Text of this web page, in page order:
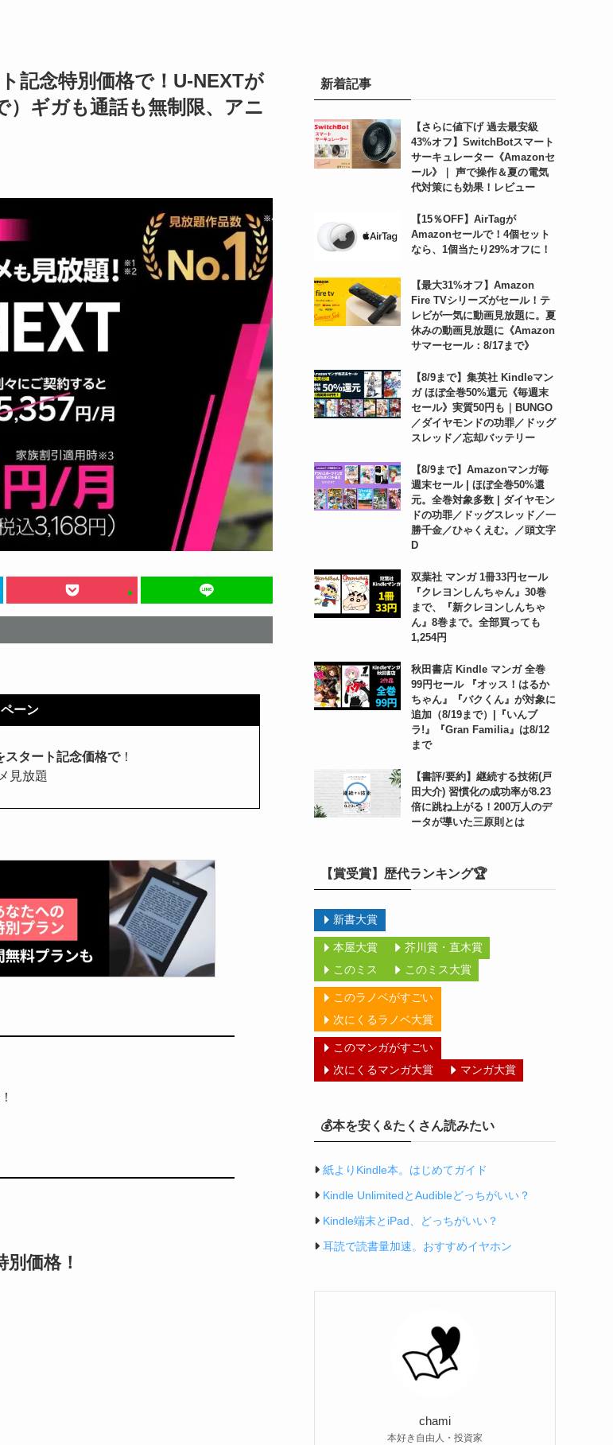
記念特別価格で！U-NEXTが
ギガも通話も無制限、アニ
ーン
スタート記念価格で！
見放題
価格！
新着記事
【さらに値下げ 過去最安級
43%オフ】SwitchBotスマート
サーキュレーター《Amazonセ
ール》｜ 声で操作＆夏の電気
代対策にも効果！レビュー
【15％OFF】AirTagが
Amazonセールで！4個セット
なら、1個当たり29%オフに！
【最大31%オフ】Amazon
Fire TVシリーズがセール！テ
レビが一気に動画見放題に。夏
休みの動画見放題に《Amazon
サマーセール：8/17まで》
【8/9まで】集英社 Kindleマン
ガ ほぼ全巻50%還元《毎週末
セール》実質50円も｜BUNGO
／ダイヤモンドの功罪／ドッグ
スレッド／忘却バッテリー
【8/9まで】Amazonマンガ毎
週末セール | ほぼ全巻50%還
元。全巻対象多数 | ダイヤモン
ドの功罪／ドッグスレッド／一
勝千金／ひゃくえむ。／頭文字
D
双葉社 マンガ 1冊33円セール
『クレヨンしんちゃん』30巻
まで、『新クレヨンしんちゃ
ん』8巻まで。全部買っても
1,254円
秋田書店 Kindle マンガ 全巻
99円セール 『オッス！はるか
ちゃん』『バクくん』が対象に
追加（8/19まで）|『いんブ
ラ!』『Gran Familia』は8/12
まで
【書評/要約】継続する技術(戸
田大介) 習慣化の成功率が8.23
倍に跳ね上がる！200万人のデ
ータが導いた三原則とは
【賞受賞】歴代ランキング🏆
新書大賞
本屋大賞
芥川賞・直木賞
このミス
このミス大賞
このラノベがすごい
次にくるラノベ大賞
このマンガがすごい
次にくるマンガ大賞
マンガ大賞
💰本を安く&たくさん読みたい
紙よりKindle本。はじめてガイド
Kindle UnlimitedとAudibleどっちがいい？
Kindle端末とiPad、どっちがいい？
耳読で読書量加速。おすすめイヤホン
chami
本好き自由人・投資家